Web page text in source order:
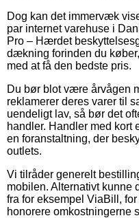
Dog kan det immervæk
par internet varehuse i
Pro – Hærdet
dækning forinden du
med at få den bedste pris.
Du bør blot være årvågen
reklamerer deres varer til
uendeligt lav, så bør det
handler. Handler med kort
en foranstaltning, der
outlets.
Vi tilråder generelt
mobilen. Alternativt kunne
fra for eksempel ViaBill,
honorere omkostningerne